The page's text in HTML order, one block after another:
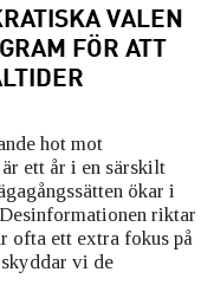
VALEN
FÖR ATT
hot mot
ett år i en särskilt
ökar i
riktar
ofta ett extra fokus på
vi de